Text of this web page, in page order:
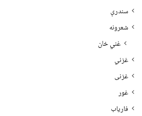
سندرې
شعرونه
غني خان
غزني
غزنی
غور
فاریاب